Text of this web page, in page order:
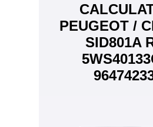
PEUGEOT /
SID801A